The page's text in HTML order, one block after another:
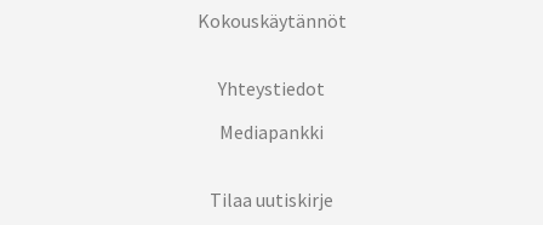
Kokouskäytännöt
Yhteystiedot
Mediapankki
Tilaa uutiskirje